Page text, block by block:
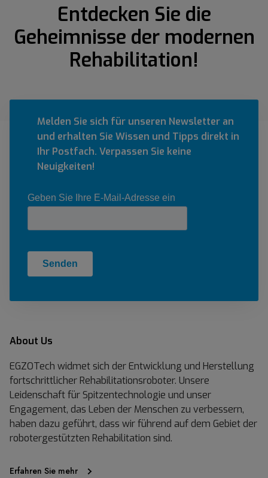
Entdecken Sie die
Geheimnisse der modernen
Rehabilitation!
Melden Sie sich für unseren Newsletter an
und erhalten Sie Wissen und Tipps direkt in
Ihr Postfach. Verpassen Sie keine
Neuigkeiten!
About Us
EGZOTech widmet sich der Entwicklung und Herstellung
fortschrittlicher Rehabilitationsroboter. Unsere
Leidenschaft für Spitzentechnologie und unser
Engagement, das Leben der Menschen zu verbessern,
haben dazu geführt, dass wir führend auf dem Gebiet der
robotergestützten Rehabilitation sind.
Erfahren Sie mehr